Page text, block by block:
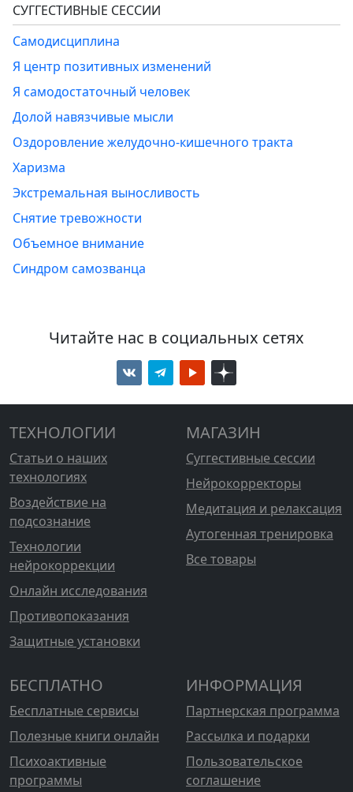
СУГГЕСТИВНЫЕ СЕССИИ
Самодисциплина
Я центр позитивных изменений
Я самодостаточный человек
Долой навязчивые мысли
Оздоровление желудочно-кишечного тракта
Харизма
Экстремальная выносливость
Снятие тревожности
Объемное внимание
Синдром самозванца
Читайте нас в социальных сетях
ТЕХНОЛОГИИ
Статьи о наших
технологиях
Воздействие на
подсознание
Технологии
нейрокоррекции
Онлайн исследования
Противопоказания
Защитные установки
МАГАЗИН
Суггестивные сессии
Нейрокорректоры
Медитация и релаксация
Аутогенная тренировка
Все товары
БЕСПЛАТНО
Бесплатные сервисы
Полезные книги онлайн
Психоактивные
программы
ИНФОРМАЦИЯ
Партнерская программа
Рассылка и подарки
Пользовательское
соглашение